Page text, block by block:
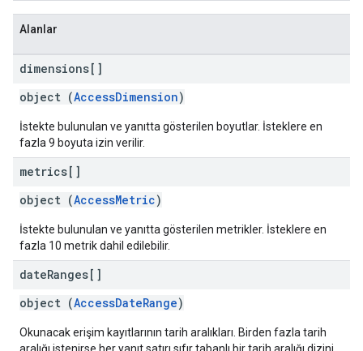
Alanlar
dimensions[]
object (AccessDimension)
İstekte bulunulan ve yanıtta gösterilen boyutlar. İsteklere en
fazla 9 boyuta izin verilir.
metrics[]
object (AccessMetric)
İstekte bulunulan ve yanıtta gösterilen metrikler. İsteklere en
fazla 10 metrik dahil edilebilir.
dateRanges[]
object (AccessDateRange)
Okunacak erişim kayıtlarının tarih aralıkları. Birden fazla tarih